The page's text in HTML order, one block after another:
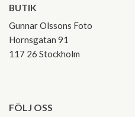
BUTIK
Gunnar Olssons Foto
Hornsgatan 91
117 26 Stockholm
FÖLJ OSS